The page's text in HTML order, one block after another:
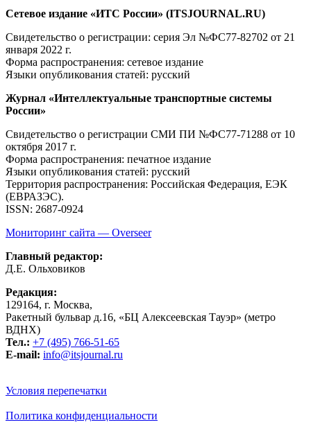
Сетевое издание «ИТС России» (ITSJOURNAL.RU)
Свидетельство о регистрации: серия Эл №ФС77-82702 от 21
января 2022 г.
Форма распространения: сетевое издание
Языки опубликования статей: русский
Журнал «Интеллектуальные транспортные системы
России»
Свидетельство о регистрации СМИ ПИ №ФС77-71288 от 10
октября 2017 г.
Форма распространения: печатное издание
Языки опубликования статей: русский
Территория распространения: Российская Федерация, ЕЭК
(ЕВРАЗЭС).
ISSN: 2687-0924
Мониторинг сайта — Overseer
Главный редактор:
Д.Е. Ольховиков
Редакция:
129164, г. Москва,
Ракетный бульвар д.16, «БЦ Алексеевская Тауэр» (метро
ВДНХ)
Тел.: +7 (495) 766-51-65
E-mail: info@itsjournal.ru
Условия перепечатки
Политика конфиденциальности